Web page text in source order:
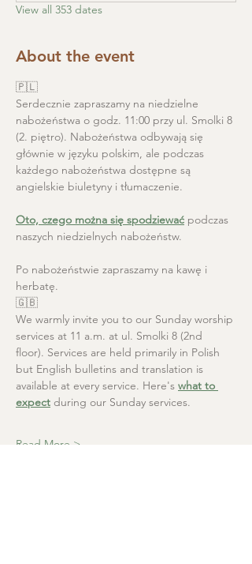
View all 353 dates
About the event
🇵🇱
Serdecznie zapraszamy na niedzielne
nabożeństwa o godz. 11:00 przy ul. Smolki 8
(2. piętro). Nabożeństwa odbywają się
głównie w języku polskim, ale podczas
każdego nabożeństwa dostępne są
angielskie biuletyny i tłumaczenie.
Oto, czego można się spodziewać podczas
naszych niedzielnych nabożeństw.
Po nabożeństwie zapraszamy na kawę i
herbatę.
🇬🇧
We warmly invite you to our Sunday worship
services at 11 a.m. at ul. Smolki 8 (2nd
floor). Services are held primarily in Polish
but English bulletins and translation is
available at every service. Here's what to
expect during our Sunday services.
Read More >